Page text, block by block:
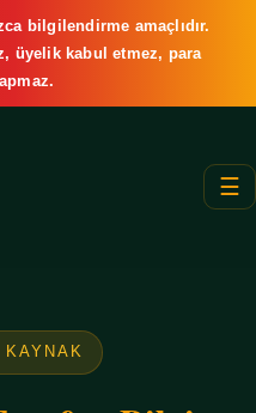
bilgilendirme amaçlıdır.
üyelik kabul etmez, para
☰